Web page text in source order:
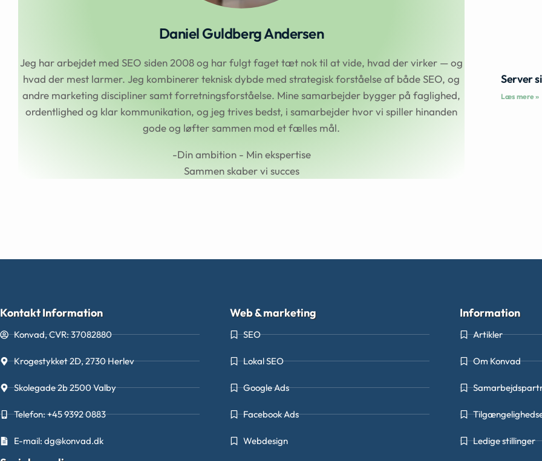
Daniel Guldberg Andersen
Jeg har arbejdet med SEO siden 2008 og har fulgt faget tæt nok til at vide, hvad der virker — og
hvad der mest larmer. Jeg kombinerer teknisk dybde med strategisk forståelse af både SEO, og
andre marketing discipliner samt forretningsforståelse. Mine samarbejder bygger på faglighed,
ordentlighed og klar kommunikation, og jeg trives bedst, i samarbejder hvor vi spiller hinanden
gode og løfter sammen mod et fælles mål.
-Din ambition - Min ekspertise
Sammen skaber vi succes
Server
Læs mere »
Kontakt Information
Konvad, CVR: 37082880
Krogestykket 2D, 2730 Herlev
Skolegade 2b 2500 Valby
Telefon: +45 9392 0883
E-mail: dg@konvad.dk
Web & marketing
SEO
Lokal SEO
Google Ads
Facebook Ads
Webdesign
Information
Artikler
Om Konvad
Ledige stillinger